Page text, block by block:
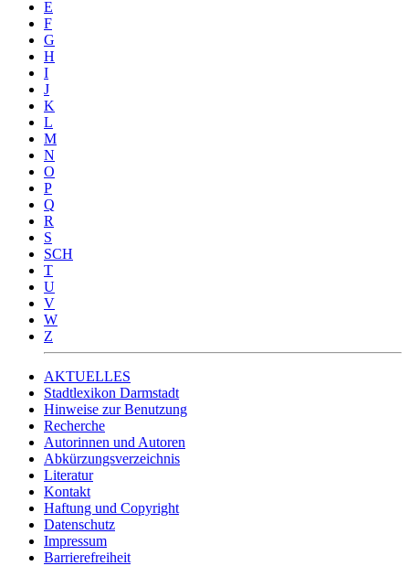
E
F
G
H
I
J
K
L
M
N
O
P
Q
R
S
SCH
T
U
V
W
Z
AKTUELLES
Stadtlexikon Darmstadt
Hinweise zur Benutzung
Recherche
Autorinnen und Autoren
Abkürzungsverzeichnis
Literatur
Kontakt
Haftung und Copyright
Datenschutz
Impressum
Barrierefreiheit